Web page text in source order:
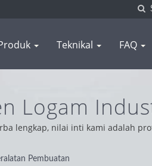
Teknikal FAQ
Logam
| WAS
lengkap, nilai inti kami adalah
sikap pragmatik dan boleh
Pembuatan